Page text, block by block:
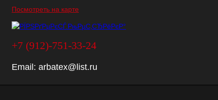
Посмотреть на карте
+7 (912)-751-33-24
Email: arbatex@list.ru